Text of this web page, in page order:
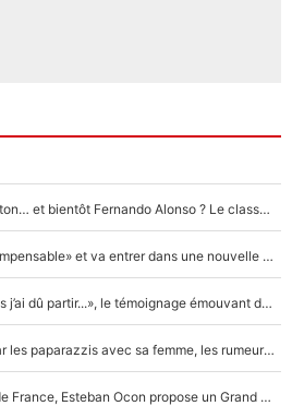
Max Verstappen, Lewis Hamilton… et bientôt Fernando Alonso ? Le classement des pilotes les mieux payés en Formule 1 risque de changer !
F1 - Alpine signe un accord «impensable» et va entrer dans une nouvelle dimension : Grande nouvelle pour Pierre Gasly !
F1 : « Je lui ai fait un câlin, puis j’ai dû partir...», le témoignage émouvant de Max Verstappen sur sa fille
F1 : Charles Leclerc surpris par les paparazzis avec sa femme, les rumeurs étaient vraies !
Comme pour le final du Tour de France, Esteban Ocon propose un Grand Prix de Formule 1 à Paris : «Autour de l’Arc de Triomphe, ce serait génial» !